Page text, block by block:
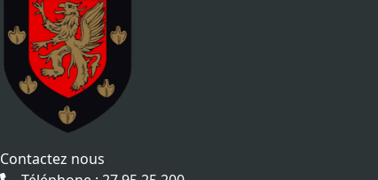
Contactez nous